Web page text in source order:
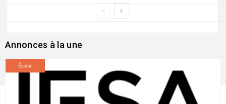
Annonces à la une
École